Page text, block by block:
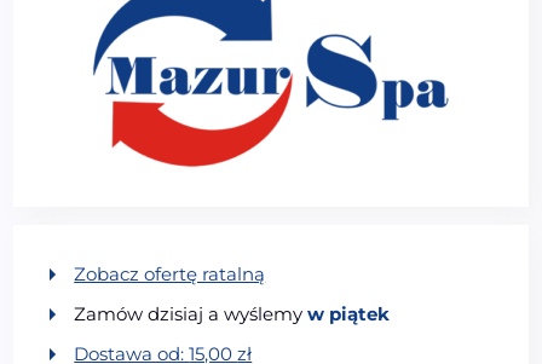
Zobacz ofertę ratalną
Zamów dzisiaj a wyślemyw piątek
Dostawa od:15,00zł